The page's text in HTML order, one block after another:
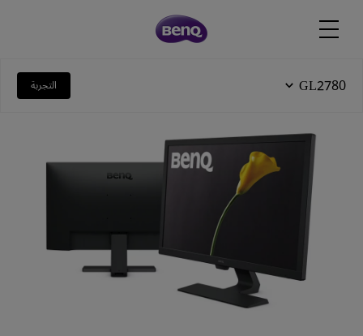
GL2780 التجربة